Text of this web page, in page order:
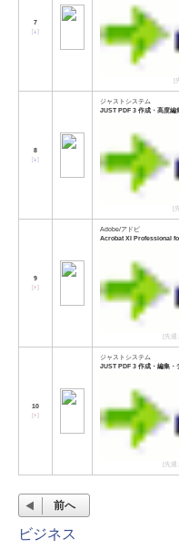
7
[↓]
[
8
[↓]
ジャストシステム
JUST PDF 3 作成・高度編
[
9
[↑]
Adobe/アドビ
Acrobat XI Professional
[先
10
[↑]
ジャストシステム
JUST PDF 3 作成・編集・
[先
前へ
ビジネス